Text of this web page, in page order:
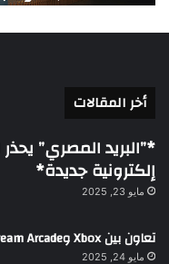
أخر المقالات
*”البريد المصري”
إلكترونية جديدة*
مايو 23, 2025
تعاون بين Xbox وAntstream Arcade
مايو 24, 2025